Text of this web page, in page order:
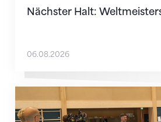
Nächster Halt:
06.08.2026
Mit klaren Zielen nach Zagreb